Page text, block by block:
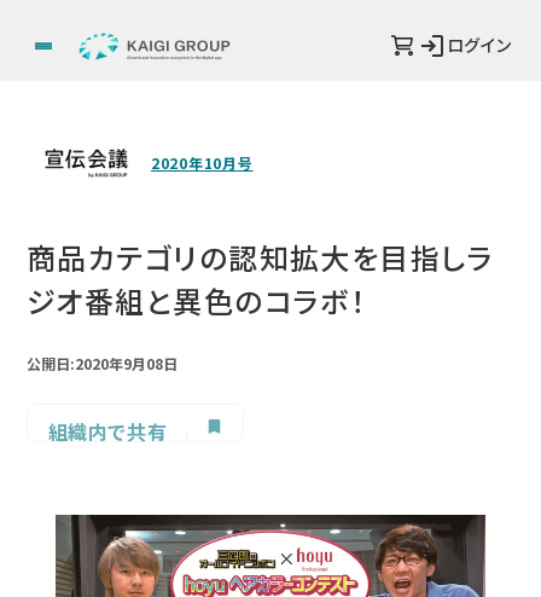
ログイン
2020年10月号
商品カテゴリの認知拡大を目指しラ
ジオ番組と異色のコラボ！
公開日:2020年9月08日
組織内で共有